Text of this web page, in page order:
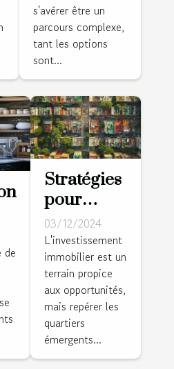
?
s'avérer être un
parcours complexe,
tant les options
sont...
de
Stratégies
pour
identifier
et investir
dans des
quartiers
émergents
03/12/2024
L'investissement
immobilier est un
terrain propice
aux opportunités,
mais repérer les
quartiers
émergents...